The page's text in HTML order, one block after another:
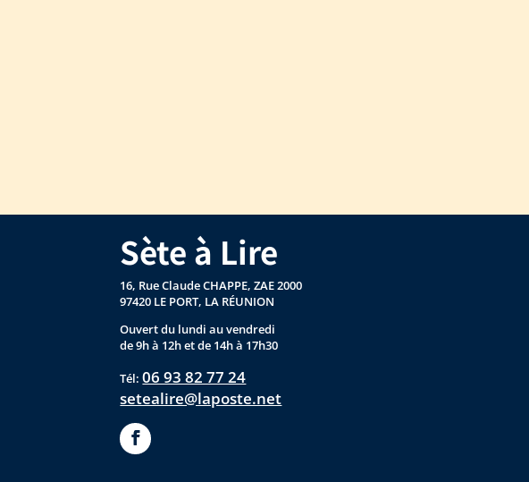
Sète à Lire
16, Rue Claude CHAPPE, ZAE 2000
97420 LE PORT, LA RÉUNION
Ouvert du lundi au vendredi
de 9h à 12h et de 14h à 17h30
Tél:06 93 82 77 24
setealire@laposte.net